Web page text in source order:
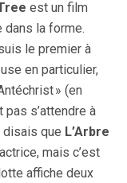
est un film
dans la forme.
le premier à
en particulier,
» (en
s’attendre à
disais que L’Arbre
mais c’est
affiche deux